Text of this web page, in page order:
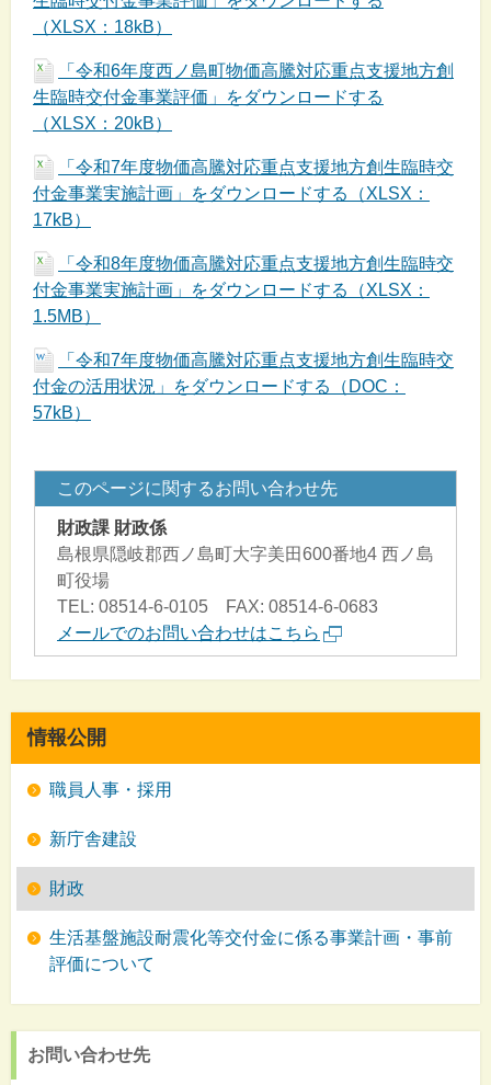
（XLSX：18kB）
「令和6年度西ノ島町物価高騰対応重点支援地方創
生臨時交付金事業評価」をダウンロードする
（XLSX：20kB）
「令和7年度物価高騰対応重点支援地方創生臨時交
付金事業実施計画」をダウンロードする（XLSX：
17kB）
「令和8年度物価高騰対応重点支援地方創生臨時交
付金事業実施計画」をダウンロードする（XLSX：
1.5MB）
「令和7年度物価高騰対応重点支援地方創生臨時交
付金の活用状況」をダウンロードする（DOC：
57kB）
このページに関するお問い合わせ先
財政課 財政係
島根県隠岐郡西ノ島町大字美田600番地4 西ノ島
町役場
TEL: 08514-6-0105 FAX: 08514-6-0683
メールでのお問い合わせはこちら
情報公開
職員人事・採用
新庁舎建設
財政
生活基盤施設耐震化等交付金に係る事業計画・事前
評価について
お問い合わせ先